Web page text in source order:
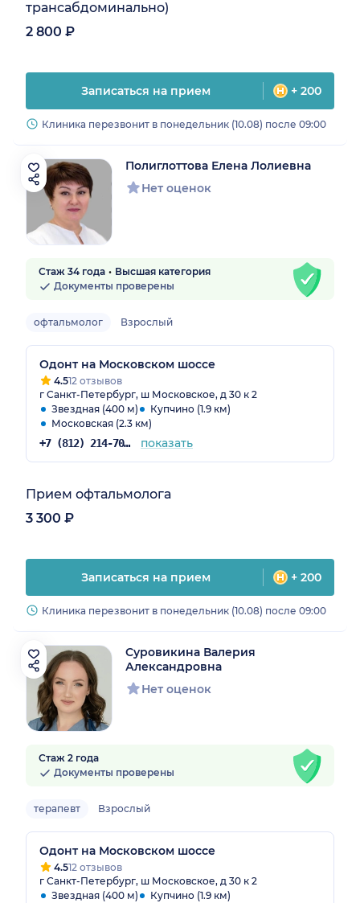
трансабдоминально)
2 800 ₽
Записаться на прием + 200
Клиника перезвонит в понедельник (10.08) после 09:00
Полиглоттова Елена Лолиевна
Нет оценок
Стаж 34 года
Высшая категория
Документы проверены
офтальмолог Взрослый
Одонт на Московском шоссе
4.512 отзывов
г Санкт-Петербург, ш Московское, д 30 к 2
Звездная (400 м)
Купчино (1.9 км)
Московская (2.3 км)
+7 (812) 214-70-82 показать
Прием офтальмолога
3 300 ₽
Записаться на прием + 200
Клиника перезвонит в понедельник (10.08) после 09:00
Суровикина Валерия
Александровна
Нет оценок
Стаж 2 года
Документы проверены
терапевт Взрослый
Одонт на Московском шоссе
4.512 отзывов
г Санкт-Петербург, ш Московское, д 30 к 2
Звездная (400 м)
Купчино (1.9 км)